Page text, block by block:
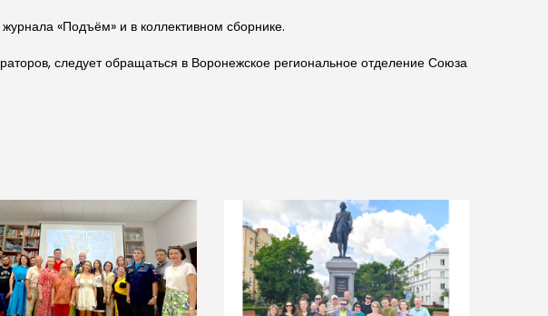
«Подъём» и в коллективном сборнике.
следует обращаться в Воронежское региональное отделение Союза